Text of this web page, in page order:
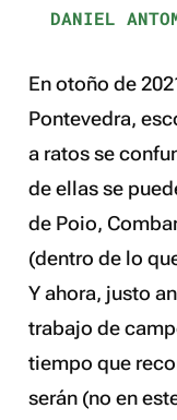
DANIEL
En otoño de
Pontevedra,
a ratos se
de ellas se
de Poio,
(dentro de lo
Y ahora, justo
trabajo de
tiempo que
serán (no en